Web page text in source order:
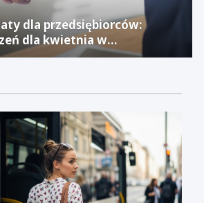
dla przedsiębiorców:
dla kwietnia w
Biznesu